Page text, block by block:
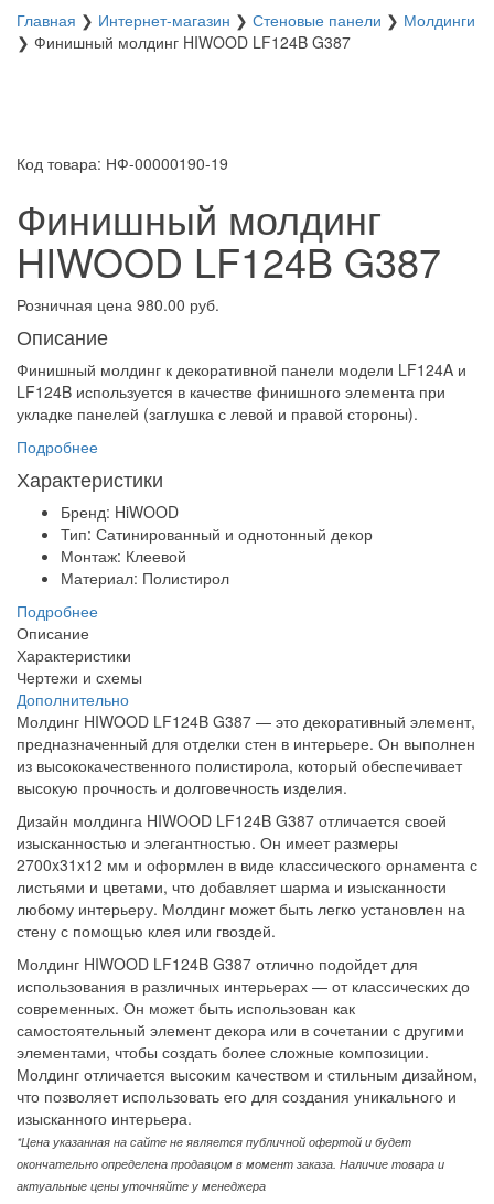
Главная ❯ Интернет-магазин ❯ Стеновые панели ❯ Молдинги
❯ Финишный молдинг HIWOOD LF124B G387
Код товара: НФ-00000190-19
Финишный молдинг
HIWOOD LF124B G387
Розничная цена 980.00 руб.
Описание
Финишный молдинг к декоративной панели модели LF124A и
LF124B используется в качестве финишного элемента при
укладке панелей (заглушка с левой и правой стороны).
Подробнее
Характеристики
Бренд: HiWOOD
Тип: Сатинированный и однотонный декор
Монтаж: Клеевой
Материал: Полистирол
Подробнее
Описание
Характеристики
Чертежи и схемы
Дополнительно
Молдинг HIWOOD LF124B G387 — это декоративный элемент,
предназначенный для отделки стен в интерьере. Он выполнен
из высококачественного полистирола, который обеспечивает
высокую прочность и долговечность изделия.
Дизайн молдинга HIWOOD LF124B G387 отличается своей
изысканностью и элегантностью. Он имеет размеры
2700x31x12 мм и оформлен в виде классического орнамента с
листьями и цветами, что добавляет шарма и изысканности
любому интерьеру. Молдинг может быть легко установлен на
стену с помощью клея или гвоздей.
Молдинг HIWOOD LF124B G387 отлично подойдет для
использования в различных интерьерах — от классических до
современных. Он может быть использован как
самостоятельный элемент декора или в сочетании с другими
элементами, чтобы создать более сложные композиции.
Молдинг отличается высоким качеством и стильным дизайном,
что позволяет использовать его для создания уникального и
изысканного интерьера.
*Цена указанная на сайте не является публичной офертой и будет
окончательно определена продавцом в момент заказа. Наличие товара и
актуальные цены уточняйте у менеджера